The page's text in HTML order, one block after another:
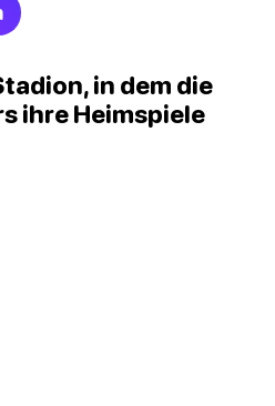
in dem die
ihre Heimspiele